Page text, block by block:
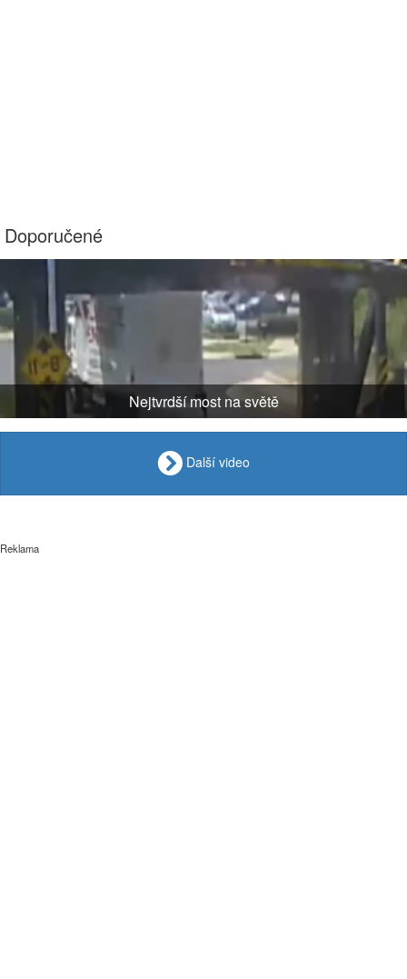
Doporučené
Nejtvrdší most na světě
Další video
Reklama